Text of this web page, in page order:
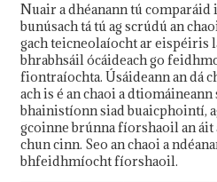
Nuair a dhéanann tú
bunúsach tá tú ag scrúdú an
gach teicneolaíocht ar eispéiris
bhrabhsáil ócáideach go
fiontraíochta. Úsáideann an dá
ach is é an chaoi a dtiomáineann
bhainistíonn siad buaicphointí,
gcoinne brúnna fíorshaoil ​​​​an
chun cinn. Seo an chaoi a
bhfeidhmíocht fíorshaoil.